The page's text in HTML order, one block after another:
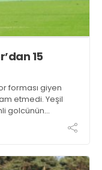
15
forması giyen
etmedi. Yeşil
golcünün